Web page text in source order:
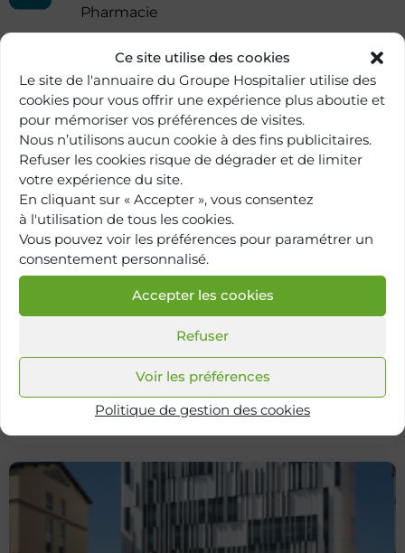
Ce site utilise des cookies
Le site de l'annuaire du Groupe Hospitalier utilise des
cookies pour vous offrir une expérience plus aboutie et
pour mémoriser vos préférences de visites.
Nous n’utilisons aucun cookie à des fins publicitaires.
Refuser les cookies risque de dégrader et de limiter
votre expérience du site.
En cliquant sur « Accepter », vous consentez
à l'utilisation de tous les cookies.
Vous pouvez voir les préférences pour paramétrer un
consentement personnalisé.
Accepter les cookies
Refuser
Voir les préférences
Politique de gestion des cookies
Pharmacie
l'annuaire